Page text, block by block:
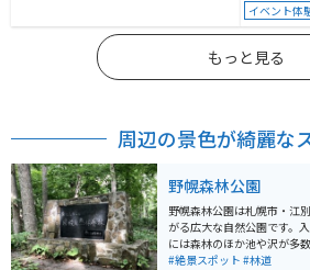
イベント体
もっと見る
周辺の景色が綺麗な
野幌森林公園
野幌森林公園は札幌市・江
がる広大な自然公園です。
には森林のほか池や沢が多
り切れないほどの広さです
#絶景スポット #林道